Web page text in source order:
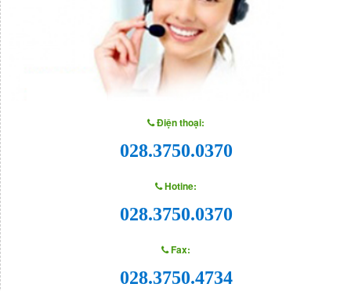
Điện thoại:
028.3750.0370
Hotine:
028.3750.0370
Fax:
028.3750.4734